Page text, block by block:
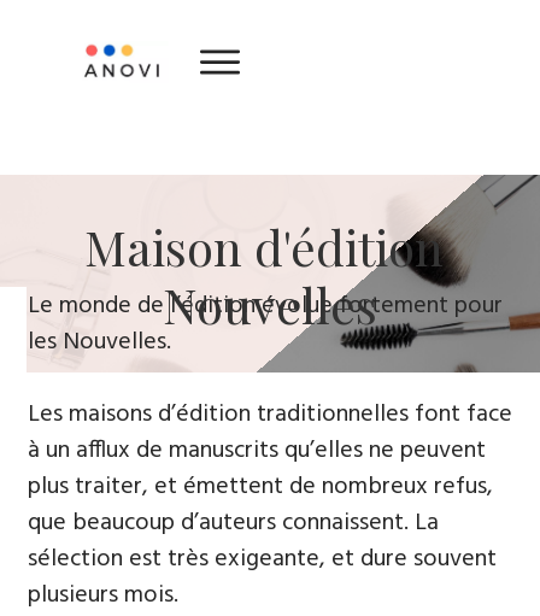
​Maison d'édition ​
Nouvelles
Le monde de l’édition évolue fortement ​pour
le​s Nouvelles.
Les maisons d’édition traditionnelles font face
à un afflux de manuscrits qu’elles ne peuvent
plus traiter, et émettent de nombreux refus,
que beaucoup d’auteurs connaissent. La
sélection est très exigeante, et dure souvent
plusieurs mois.